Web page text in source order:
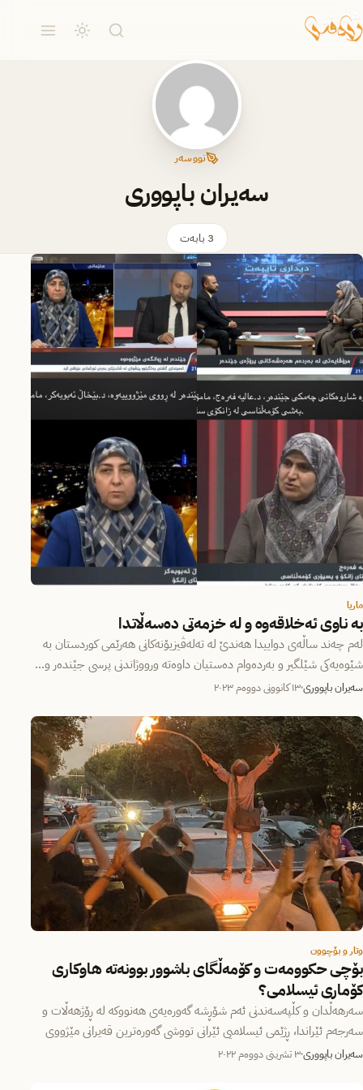
نووسەر
سەیران باپووری
3 بابەت
ماریا
بە ناوی ئەخلاقەوە و لە خزمەتی دەسەڵاتدا
لەم چەند ساڵەی دواییدا هەندێ لە تەلەڤیزیۆنەکانی هەرێمی کوردستان بە
شێوەیەکی شێلگیر و بەردەوام دەستیان داوەتە ورووژاندنی پرسی جێندەر و…
سەیران باپووری١٣ کانوونی دووەم ٢٠٢٣
وتار و بۆچوون
بۆچی حکوومەت و کۆمەڵگای باشوور بوونەتە هاوکاری
کۆماری ئیسلامی؟
سەرهەڵدان و کڵپەسەندنی ئەم شۆڕشە گەورەیەی هەنووکە لە ڕۆژهەڵات و
سەرجەم ئێراندا، ڕژێمی ئیسلامیی ئێرانی تووشی گەورەترین قەیرانی مێژووی
٤٣…
سەیران باپووری٣ تشرینی دووەم ٢٠٢٢